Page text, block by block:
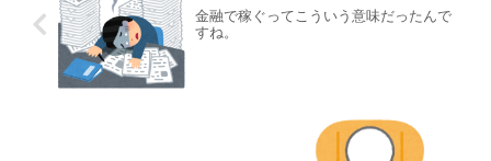
金融で稼ぐってこういう意味だったんで
すね。